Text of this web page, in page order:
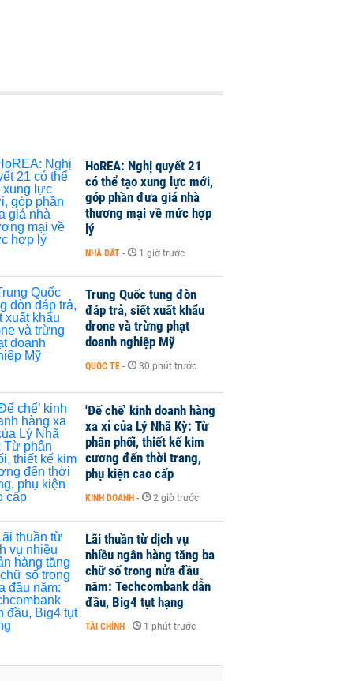
HoREA: Nghị quyết 21
có thể tạo xung lực mới,
góp phần đưa giá nhà
thương mại về mức hợp
lý
NHÀ ĐẤT - 1 giờ trước
Trung Quốc tung đòn
đáp trả, siết xuất khẩu
drone và trừng phạt
doanh nghiệp Mỹ
QUỐC TẾ - 30 phút trước
'Đế chế’ kinh doanh hàng
xa xỉ của Lý Nhã Kỳ: Từ
phân phối, thiết kế kim
cương đến thời trang,
phụ kiện cao cấp
KINH DOANH - 2 giờ trước
Lãi thuần từ dịch vụ
nhiều ngân hàng tăng ba
chữ số trong nửa đầu
năm: Techcombank dẫn
đầu, Big4 tụt hạng
TÀI CHÍNH - 1 phút trước